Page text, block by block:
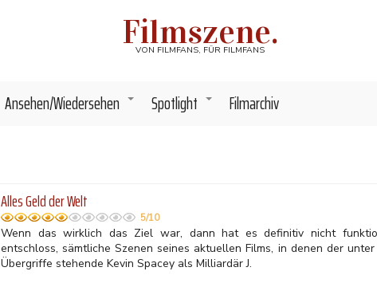
Filmszene.
VON FILMFANS, FÜR FILMFANS
+
Ansehen/Wiedersehen +
Spotlight Filmarchiv
Alles Geld der Welt
5/10
Wenn das wirklich das Ziel war, dann hat es definitiv nicht
entschloss, sämtliche Szenen seines aktuellen Films, in denen der
Übergriffe stehende Kevin Spacey als Milliardär J.